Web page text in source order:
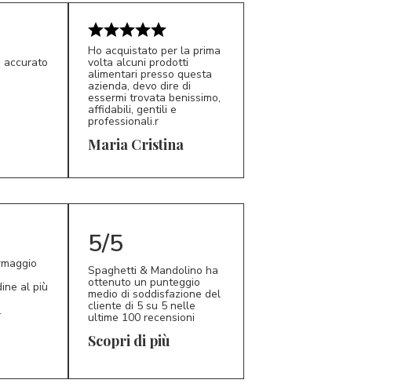
accurato
MC 5/5
Ho acquistato per la prima
volta alcuni prodotti
alimentari presso questa
azienda, devo dire di
essermi trovata benissimo,
affidabili, gentili e
professionali.r
Maria Cristina
al più
5/5
Spaghetti & Mandolino ha
ottenuto un punteggio
medio di soddisfazione del
cliente di 5 su 5 nelle
ultime 100 recensioni
Scopri di più